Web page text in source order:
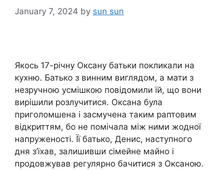
January 7, 2024 by sun sun
Якось 17-річну Оксану батьки покликали на
кухню. Батько з винним виглядом, а мати з
незручною усмішкою повідомили їй, що вони
вирішили розлучитися. Оксана була
приголомшена і засмучена таким раптовим
відкриттям, бо не помічала між ними жодної
напруженості. Її батько, Денис, наступного
дня з’їхав, залишивши сімейне майно і
продовжував регулярно бачитися з Оксаною.